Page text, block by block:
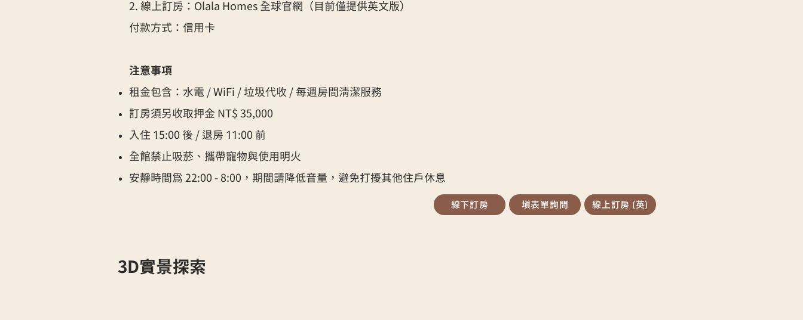
2. 線上訂房：Olala Homes 全球官網（目前僅提供英文版）
付款方式：信用卡
注意事項
租金包含：水電 / WiFi / 垃圾代收 / 每週房間清潔服務
訂房須另收取押金 NT$ 35,000
入住 15:00 後 / 退房 11:00 前
全館禁止吸菸、攜帶寵物與使用明火
安靜時間為 22:00 - 8:00，期間請降低音量，避免打擾其他住戶休息
線下訂房 填表單詢問 線上訂房 (英)
​3D實景探索